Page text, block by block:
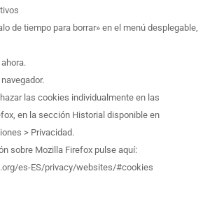
de tiempo para borrar» en el menú desplegable,
las cookies individualmente en las
en la sección Historial disponible en
> Privacidad.
sobre Mozilla Firefox pulse aquí:
es-ES/privacy/websites/#cookies